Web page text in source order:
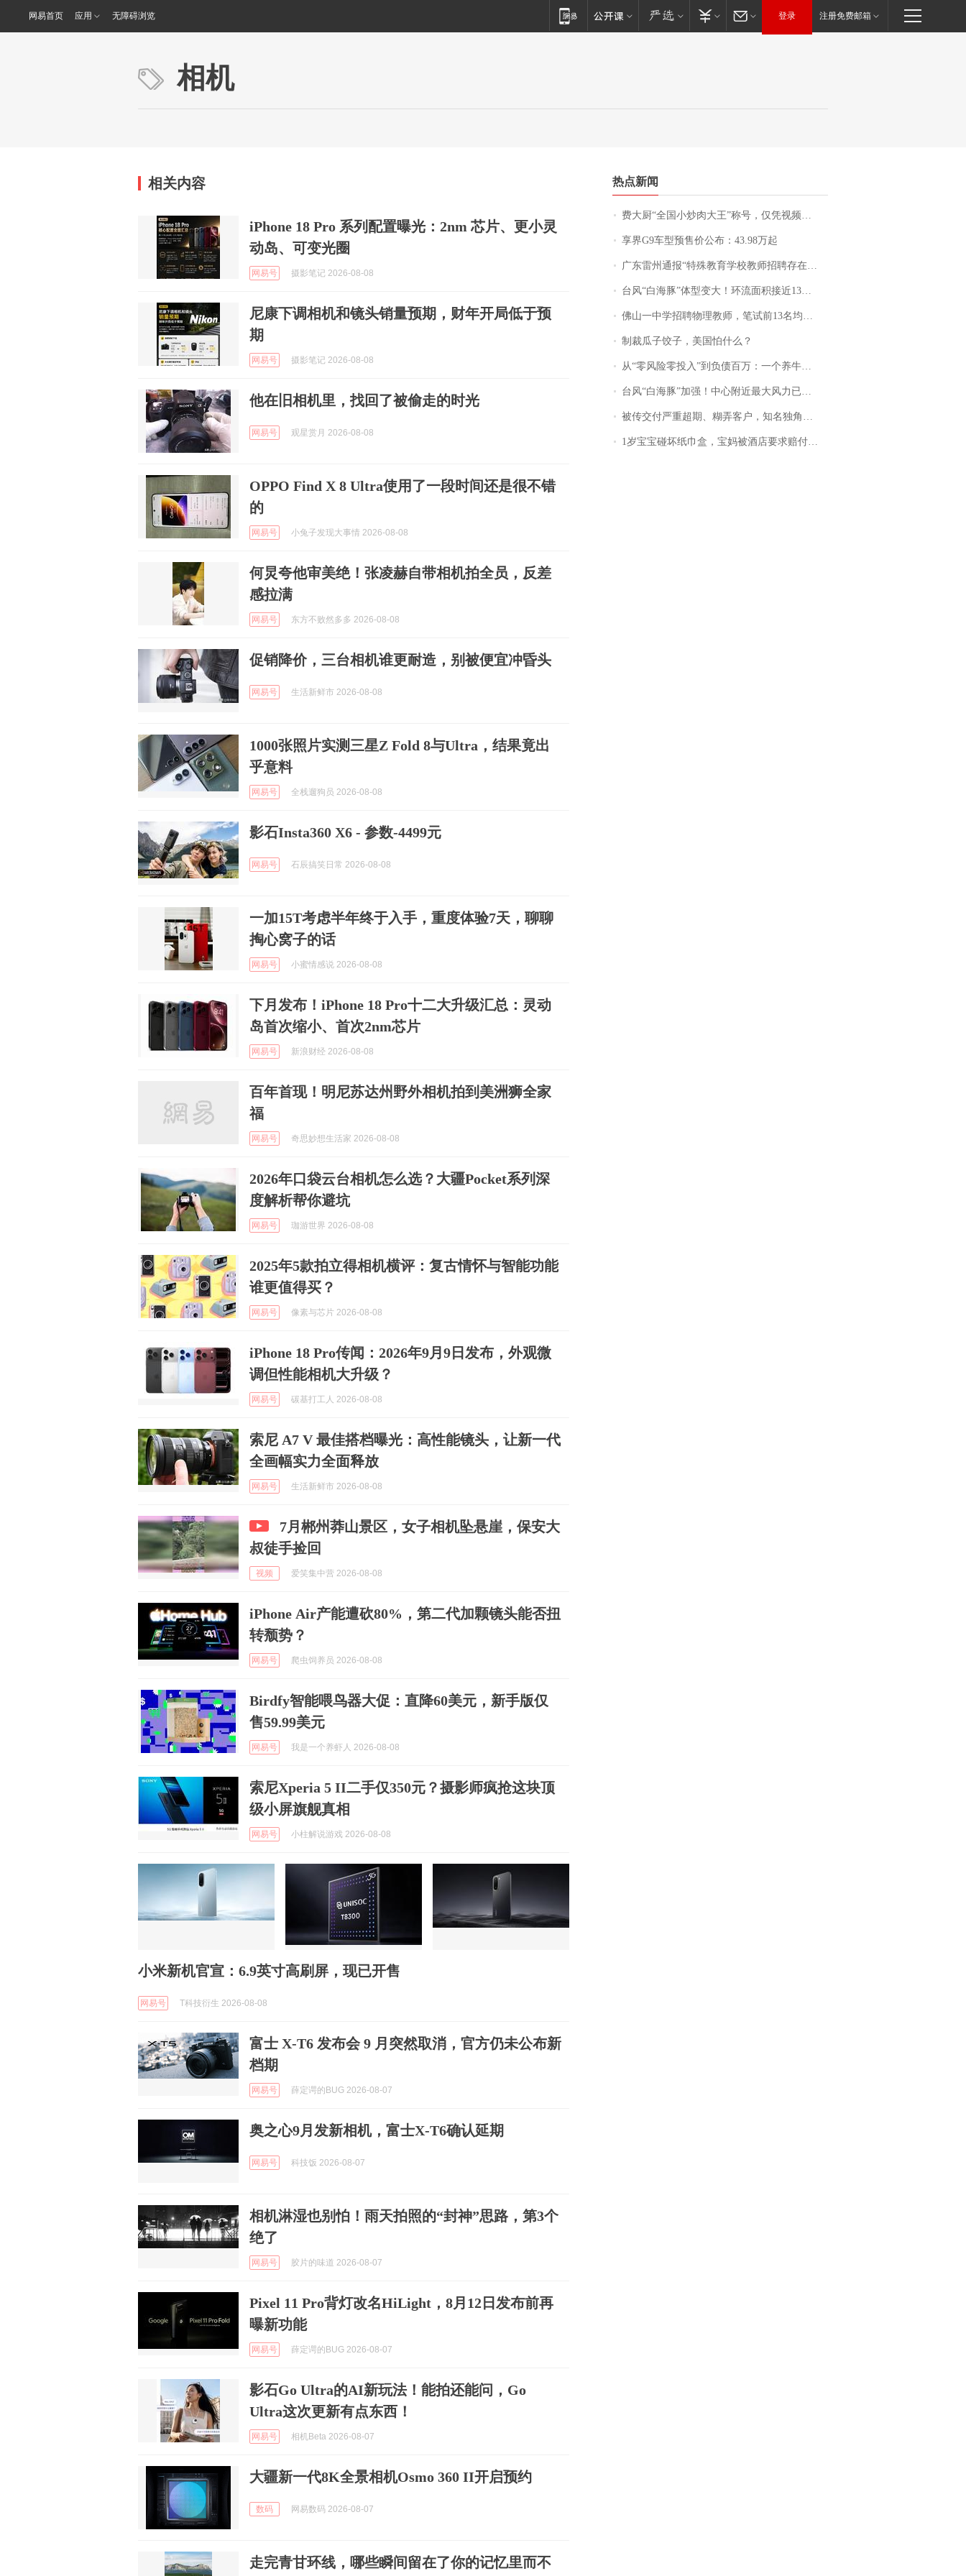
网易首页 应用 无障碍浏览 登录 注册免费邮箱
相机
相关内容
iPhone 18 Pro 系列配置曝光：2nm 芯片、更小灵
动岛、可变光圈
网易号 摄影笔记 2026-08-08
尼康下调相机和镜头销量预期，财年开局低于预
期
网易号 摄影笔记 2026-08-08
他在旧相机里，找回了被偷走的时光
网易号 观星赏月 2026-08-08
OPPO Find X 8 Ultra使用了一段时间还是很不错
的
网易号 小兔子发现大事情 2026-08-08
何炅夸他审美绝！张凌赫自带相机拍全员，反差
感拉满
网易号 东方不败然多多 2026-08-08
促销降价，三台相机谁更耐造，别被便宜冲昏头
网易号 生活新鲜市 2026-08-08
1000张照片实测三星Z Fold 8与Ultra，结果竟出
乎意料
网易号 全栈遛狗员 2026-08-08
影石Insta360 X6 - 参数-4499元
网易号 石辰搞笑日常 2026-08-08
一加15T考虑半年终于入手，重度体验7天，聊聊
掏心窝子的话
网易号 小蜜情感说 2026-08-08
下月发布！iPhone 18 Pro十二大升级汇总：灵动
岛首次缩小、首次2nm芯片
网易号 新浪财经 2026-08-08
百年首现！明尼苏达州野外相机拍到美洲狮全家
福
网易号 奇思妙想生活家 2026-08-08
2026年口袋云台相机怎么选？大疆Pocket系列深
度解析帮你避坑
网易号 珈游世界 2026-08-08
2025年5款拍立得相机横评：复古情怀与智能功能
谁更值得买？
网易号 像素与芯片 2026-08-08
iPhone 18 Pro传闻：2026年9月9日发布，外观微
调但性能相机大升级？
网易号 碳基打工人 2026-08-08
索尼 A7 V 最佳搭档曝光：高性能镜头，让新一代
全画幅实力全面释放
网易号 生活新鲜市 2026-08-08
7月郴州莽山景区，女子相机坠悬崖，保安大
叔徒手捡回
视频 爱笑集中营 2026-08-08
iPhone Air产能遭砍80%，第二代加颗镜头能否扭
转颓势？
网易号 爬虫饲养员 2026-08-08
Birdfy智能喂鸟器大促：直降60美元，新手版仅
售59.99美元
网易号 我是一个养虾人 2026-08-08
索尼Xperia 5 II二手仅350元？摄影师疯抢这块顶
级小屏旗舰真相
网易号 小柱解说游戏 2026-08-08
小米新机官宣：6.9英寸高刷屏，现已开售
网易号 T科技衍生 2026-08-08
富士 X-T6 发布会 9 月突然取消，官方仍未公布新
档期
网易号 薛定谔的BUG 2026-08-07
奥之心9月发新相机，富士X-T6确认延期
网易号 科技饭 2026-08-07
相机淋湿也别怕！雨天拍照的“封神”思路，第3个
绝了
网易号 胶片的味道 2026-08-07
Pixel 11 Pro背灯改名HiLight，8月12日发布前再
曝新功能
网易号 薛定谔的BUG 2026-08-07
影石Go Ultra的AI新玩法！能拍还能问，Go
Ultra这次更新有点东西！
网易号 相机Beta 2026-08-07
大疆新一代8K全景相机Osmo 360 II开启预约
数码 网易数码 2026-08-07
走完青甘环线，哪些瞬间留在了你的记忆里而不
热点新闻
费大厨“全国小炒肉大王”称号，仅凭视频评出？中国烹饪协会回应
享界G9车型预售价公布：43.98万起
广东雷州通报“特殊教育学校教师招聘存在违规行为”：已启动问责程序 副校长被停职
台风“白海豚”体型变大！环流面积接近13个浙江那么大
佛山一中学招聘物理教师，笔试前13名均遭淘汰？教育局：已叫停招聘，成立调查组全面核查
制裁瓜子饺子，美国怕什么？
从“零风险零投入”到负债百万：一个养牛项目崩盘后，谁该为农户的贷款买单丨红星调查
台风“白海豚”加强！中心附近最大风力已达15级 最新研判
被传交付严重超期、糊弄客户，知名独角兽车企创始人回应：都没证据，将依法采取措施，“本人长期与美国交管局保持沟通，对方表示肯定”
1岁宝宝碰坏纸巾盒，宝妈被酒店要求赔付924元！三亚一酒店回复：骨瓷定制！网友一查价格，吵翻了